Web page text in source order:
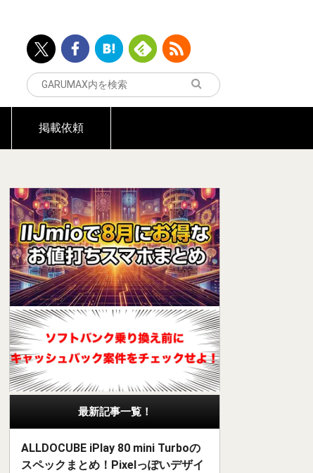
掲載依頼
最新記事一覧！
ALLDOCUBE iPlay 80 mini Turboの
スペックまとめ！Pixelっぽいデザイ